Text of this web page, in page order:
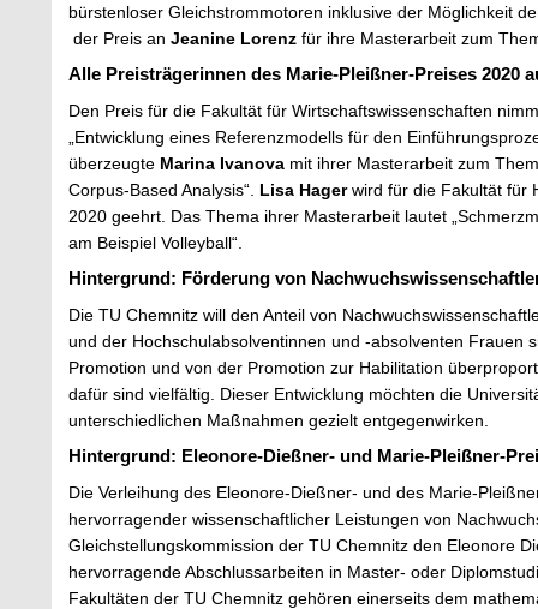
bürstenloser Gleichstrommotoren inklusive der Möglichkeit
der Preis an Jeanine Lorenz für ihre Masterarbeit zum
Alle Preisträgerinnen des Marie-Pleißner-Preises 2020
Den Preis für die Fakultät für Wirtschaftswissenschaften
„Entwicklung eines Referenzmodells für den
überzeugte Marina Ivanova mit ihrer Masterarbeit zum
Corpus-Based Analysis“. Lisa Hagerwird für die Fakultät für
2020 geehrt. Das Thema ihrer Masterarbeit lautet
am Beispiel Volleyball“.
Hintergrund: Förderung von
Die TU Chemnitz will den Anteil von
und der Hochschulabsolventinnen und -absolventen Frauen
Promotion und von der Promotion zur Habilitation
dafür sind vielfältig. Dieser Entwicklung möchten die
unterschiedlichen Maßnahmen gezielt entgegenwirken.
Hintergrund: Eleonore-Dießner- und Marie-Pleißner-
Die Verleihung des Eleonore-Dießner- und des Marie-
hervorragender wissenschaftlicher Leistungen von
Gleichstellungskommission der TU Chemnitz den Eleonore
hervorragende Abschlussarbeiten in Master- oder
Fakultäten der TU Chemnitz gehören einerseits dem